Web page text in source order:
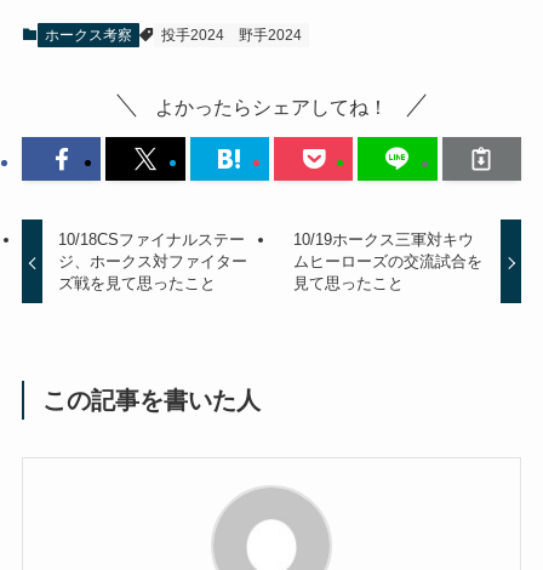
ホークス考察 投手2024 野手2024
よかったらシェアしてね！
10/18CSファイナルステー
ジ、ホークス対ファイター
ズ戦を見て思ったこと
10/19ホークス三軍対キウ
ムヒーローズの交流試合を
見て思ったこと
この記事を書いた人